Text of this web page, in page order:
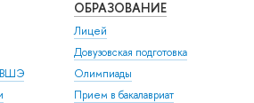
ВШЭ
ОБРАЗОВАНИЕ
Лицей
Довузовская подготовка
Олимпиады
Прием в бакалавриат